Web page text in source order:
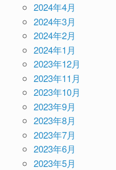
2024年4月
2024年3月
2024年2月
2024年1月
2023年12月
2023年11月
2023年10月
2023年9月
2023年8月
2023年7月
2023年6月
2023年5月